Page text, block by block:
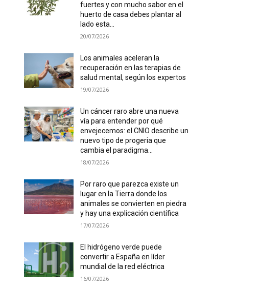
fuertes y con mucho sabor en el
huerto de casa debes plantar al
lado esta...
20/07/2026
Los animales aceleran la
recuperación en las terapias de
salud mental, según los expertos
19/07/2026
Un cáncer raro abre una nueva
vía para entender por qué
envejecemos: el CNIO describe un
nuevo tipo de progeria que
cambia el paradigma...
18/07/2026
Por raro que parezca existe un
lugar en la Tierra donde los
animales se convierten en piedra
y hay una explicación científica
17/07/2026
El hidrógeno verde puede
convertir a España en líder
mundial de la red eléctrica
16/07/2026